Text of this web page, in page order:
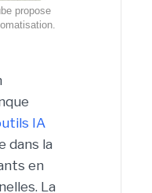
propose
IA
dans la
en
La